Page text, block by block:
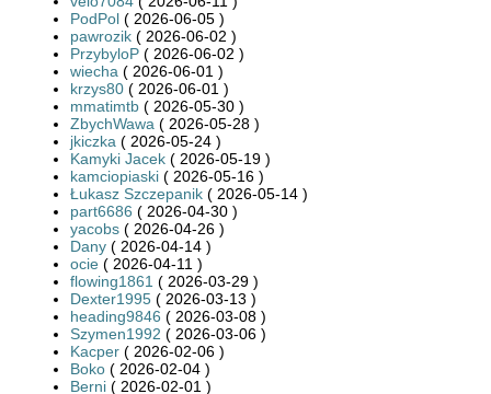
PodPol ( 2026-06-05 )
pawrozik ( 2026-06-02 )
PrzybyloP ( 2026-06-02 )
wiecha ( 2026-06-01 )
krzys80 ( 2026-06-01 )
mmatimtb ( 2026-05-30 )
ZbychWawa ( 2026-05-28 )
jkiczka ( 2026-05-24 )
Kamyki Jacek ( 2026-05-19 )
kamciopiaski ( 2026-05-16 )
Łukasz Szczepanik ( 2026-05-14 )
part6686 ( 2026-04-30 )
yacobs ( 2026-04-26 )
Dany ( 2026-04-14 )
ocie ( 2026-04-11 )
flowing1861 ( 2026-03-29 )
Dexter1995 ( 2026-03-13 )
heading9846 ( 2026-03-08 )
Szymen1992 ( 2026-03-06 )
Kacper ( 2026-02-06 )
Boko ( 2026-02-04 )
Berni ( 2026-02-01 )